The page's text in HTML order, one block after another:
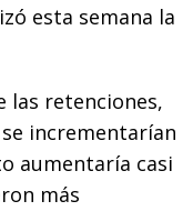
esta semana la
las retenciones,
incrementarían
aumentaría casi
más